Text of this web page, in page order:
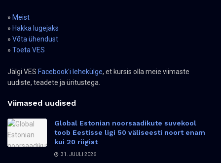
» Meist
» Hakka lugejaks
» Võta ühendust
» Toeta VES
Jälgi VES Facebook'i lehekülge, et kursis olla meie viimaste
uudiste, teadete ja üritustega.
Viimased uudised
Global Estonian noorsaadikute suvekool
toob Eestisse ligi 50 väliseesti noort enam
kui 20 riigist
31. JUULI 2026